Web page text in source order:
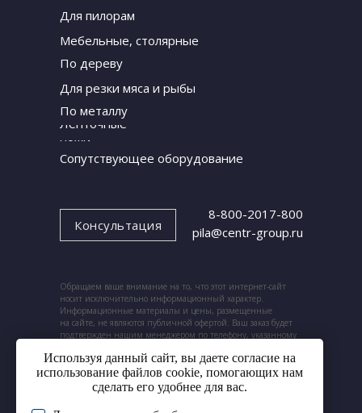
Консультация
Для пилорам
Мебельные, столярные
По дереву
Для резки мяса и рыбы
8-800-2017-800
pila@centr-group.ru
Обращаем ваше внимание на то, что этот интернет-сайт
носит исключительно информационный характер.
Информационные материалы и цены, размещенные
на сайте, не являются публичной офертой. Ваш заказ будет
подтвержден нашим менеджером по телефону, указанному
По металлу
Ленточные
ножи
Сопутствующее оборудование
Используя данный сайт, вы даете согласие на
использование файлов cookie, помогающих нам
сделать его удобнее для вас.